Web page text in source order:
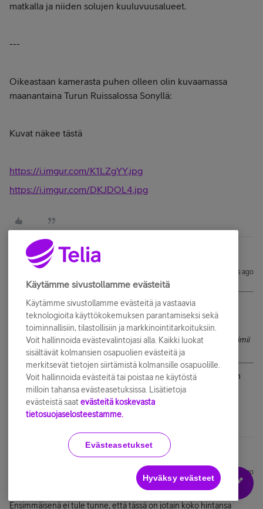
matkalla ja niiden solujen kuuluvuusalueet.
---
Oikeastaan kamerasta puhen olleen olin kuvaamassa
maanantaina Turun Ruissalossa Sonyllä:
Kuvat näkee tästä
https://i.imgur.com/K1LZgYY.jpg
https://i.imgur.com/DKJDOL4.jpg
PasiS Forum|Forum|10 years ago
@Niki2014kirjoitti:
Pikayhteenvetona ensi tuntuman perusteella: toimiva,
pieni yleispuhelin. Ei isompaa "vau" ilmiötä, mutta varmaan toimii
siinä missä tarvitseeko.
Mitä tarkoitat tässä halvalla, halvan oloinen vai edullinen
ostaa ?
Forum|Forum|10 years ago
PasiS: Puhelin on halvan tuntuinen. Muovisen, lelun tuntuinen.
Ensimmäisenä ei tule tunne, että tässä on jotain koko hintansa
Käytämme sivustollamme evästeitä
Käytämme sivustollamme evästeitä ja vastaavia
teknologioita käyttökokemuksen parantamiseksi sekä
toiminnallisiin, tilastollisiin ja markkinointitarkoituksiin.
Voit hallinnoida evästevalintojasi alla. Kaikki luokat
sisältävät kolmansien osapuolien evästeitä ja
merkitsevät tietojen siirtämistä kolmansille osapuolille.
Voit hallinnoida evästeitä tai poistaa ne käytöstä
milloin tahansa evästeasetuksissa. Lisätietoja
evästeistä saat evästeitä koskevasta
tietosuojaselosteestamme.
Evästeasetukset
Hyväksy evästeet